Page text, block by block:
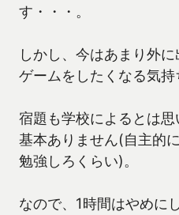
す・・・。
しかし、今はあまり外
ゲームをしたくなる気持
宿題も学校によるとは
基本ありません(自主的に
勉強しろくらい)。
なので、1時間はやめに